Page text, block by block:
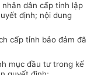
dân cấp tỉnh lập
định; nội dung
cấp tỉnh bảo đảm đã
mục đầu tư trong kế